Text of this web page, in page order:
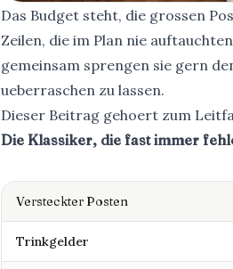
Das Budget steht, die grossen
Zeilen, die im Plan nie
gemeinsam sprengen sie gern
ueberraschen zu lassen.
Dieser Beitrag gehoert zum
Die Klassiker, die fast immer
Versteckter Posten
Trinkgelder